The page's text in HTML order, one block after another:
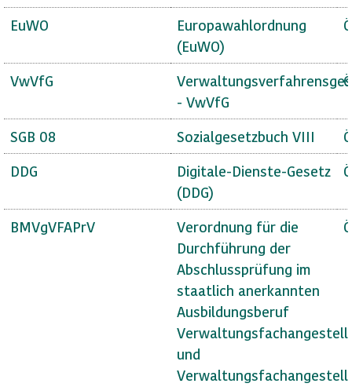
EuWO
Europawahlordnung
(EuWO)
VwVfG
- VwVfG
SGB 08 Sozialgesetzbuch VIII
DDG
Digitale-Dienste-Gesetz
(DDG)
BMVgVFAPrV
Verordnung für die
Durchführung der
Abschlussprüfung im
staatlich anerkannten
Ausbildungsberuf
und